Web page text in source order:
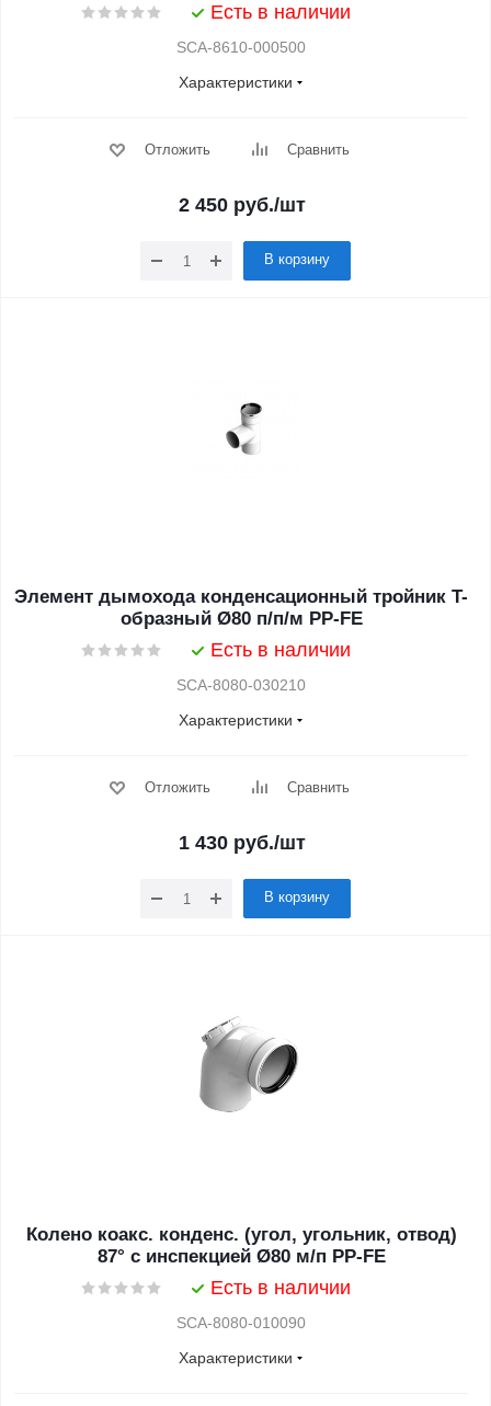
Есть в наличии
SCA-8610-000500
Характеристики
Отложить Сравнить
2 450руб./шт
В корзину
Элемент дымохода конденсационный тройник T-
образный Ø80 п/п/м PP-FE
Есть в наличии
SCA-8080-030210
Характеристики
Отложить Сравнить
1 430руб./шт
В корзину
Колено коакс. конденс. (угол, угольник, отвод)
87° с инспекцией Ø80 м/п PP-FE
Есть в наличии
SCA-8080-010090
Характеристики